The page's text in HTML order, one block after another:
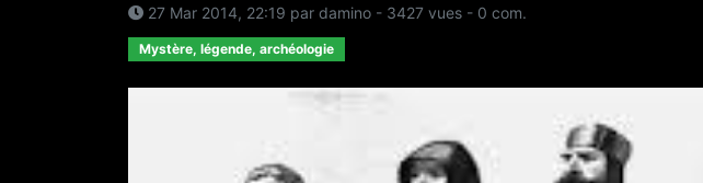
27 Mar 2014, 22:19 par damino - 3427 vues - 0 com.
Mystère, légende, archéologie